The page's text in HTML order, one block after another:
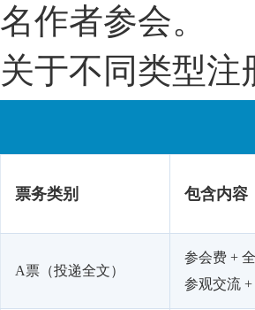
名作者参会。
关于不同类型
票务类别 包含内容
A票（投递全文）
参会费 +
参观交流